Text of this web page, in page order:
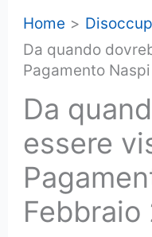
Home
Da quando
Pagamento
Da
essere
Febbraio